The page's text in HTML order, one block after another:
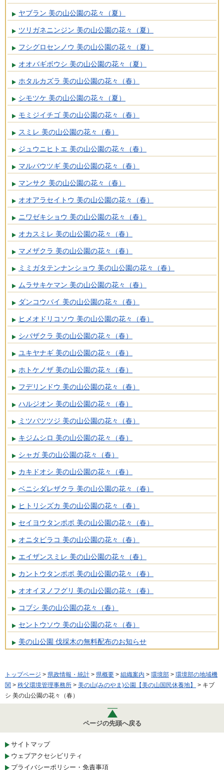
ヤブラン 美の山公園の花々（夏）
ツリガネニンジン 美の山公園の花々（夏）
フシグロセンノウ 美の山公園の花々（夏）
オオバギボウシ 美の山公園の花々（夏）
ホタルカズラ 美の山公園の花々（春）
シモツケ 美の山公園の花々（夏）
モミジイチゴ 美の山公園の花々（春）
スミレ 美の山公園の花々（春）
ジュウニヒトエ 美の山公園の花々（春）
マルバウツギ 美の山公園の花々（春）
マンサク 美の山公園の花々（春）
オオアラセイトウ 美の山公園の花々（春）
ニワゼキショウ 美の山公園の花々（春）
オカスミレ 美の山公園の花々（春）
マメザクラ 美の山公園の花々（春）
ミミガタテンナンショウ 美の山公園の花々（春）
ムラサキケマン 美の山公園の花々（春）
ダンコウバイ 美の山公園の花々（春）
ヒメオドリコソウ 美の山公園の花々（春）
シバザクラ 美の山公園の花々（春）
ユキヤナギ 美の山公園の花々（春）
ホトケノザ 美の山公園の花々（春）
フデリンドウ 美の山公園の花々（春）
ハルジオン 美の山公園の花々（春）
ミツバツツジ 美の山公園の花々（春）
キジムシロ 美の山公園の花々（春）
シャガ 美の山公園の花々（春）
カキドオシ 美の山公園の花々（春）
ベニシダレザクラ 美の山公園の花々（春）
ヒトリシズカ 美の山公園の花々（春）
セイヨウタンポポ 美の山公園の花々（春）
オニタビラコ 美の山公園の花々（春）
エイザンスミレ 美の山公園の花々（春）
カントウタンポポ 美の山公園の花々（春）
オオイヌノフグリ 美の山公園の花々（春）
コブシ 美の山公園の花々（春）
セントウソウ 美の山公園の花々（春）
美の山公園 伐採木の無料配布のお知らせ
トップページ > 県政情報・統計 > 県概要 > 組織案内 > 環境部 > 環境部の地域機
関 > 秩父環境管理事務所 > 美の山(みのやま)公園【美の山国民休養地】
> キブ
シ 美の山公園の花々（春）
ページの先頭へ戻る
サイトマップ
ウェブアクセシビリティ
プライバシーポリシー・免責事項